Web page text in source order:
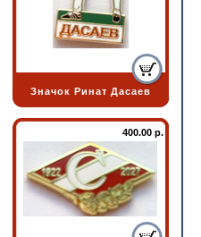
Значок Ринат Дасаев
400.00 р.